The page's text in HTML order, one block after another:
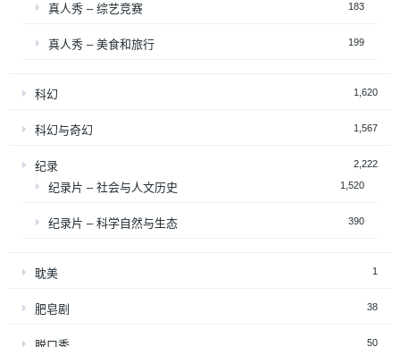
真人秀 – 综艺竞赛 183
真人秀 – 美食和旅行 199
科幻 1,620
科幻与奇幻 1,567
纪录 2,222
纪录片 – 社会与人文历史 1,520
纪录片 – 科学自然与生态 390
耽美 1
肥皂剧 38
50